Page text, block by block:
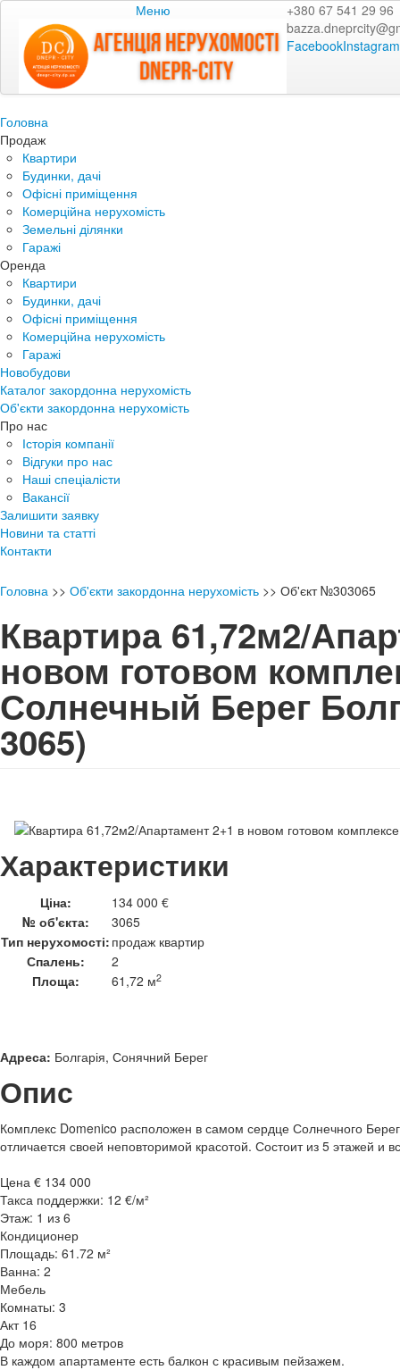
Меню
+380 67 541 29 96
FacebookInstagram
Головна
Продаж
Квартири
Будинки, дачі
Офісні приміщення
Комерційна нерухомість
Земельні ділянки
Гаражі
Оренда
Квартири
Будинки, дачі
Офісні приміщення
Комерційна нерухомість
Гаражі
Новобудови
Каталог закордонна нерухомість
Об'єкти закордонна нерухомість
Про нас
Історія компанії
Відгуки про нас
Наші спеціалісти
Вакансії
Залишити заявку
Новини та статті
Контакти
Головна >> Об'єкти закордонна нерухомість >> Об'єкт №303065
Квартира 61,72м2/
новом готовом
Солнечный Берег
3065)
Характеристики
Ціна:
134 000 €
№ об'єкта:
3065
Тип нерухомості: продаж квартир
Спалень:
2
Площа:
61,72 м2
Адреса: Болгарія, Сонячний Берег
Опис
Комплекс Domenico расположен в самом сердце Солнечного
отличается своей неповторимой красотой. Состоит из 5 этажей и
Цена € 134 000
Такса поддержки: 12 €/м²
Этаж: 1 из 6
Кондиционер
Площадь: 61.72 м²
Ванна: 2
Мебель
Комнаты: 3
Акт 16
До моря: 800 метров
В каждом апартаменте есть балкон с красивым пейзажем.